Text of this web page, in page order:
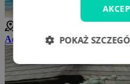
Aquapark Meander
POKAŻ